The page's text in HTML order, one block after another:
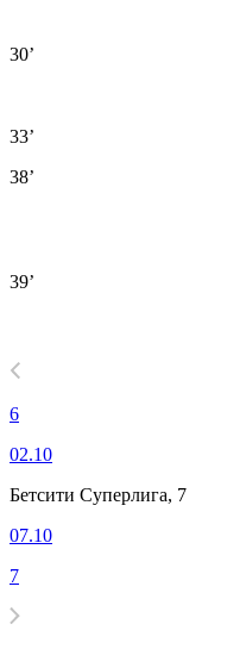
30’
33’
38’
39’
6
02.10
Бетсити Суперлига, 7
07.10
7